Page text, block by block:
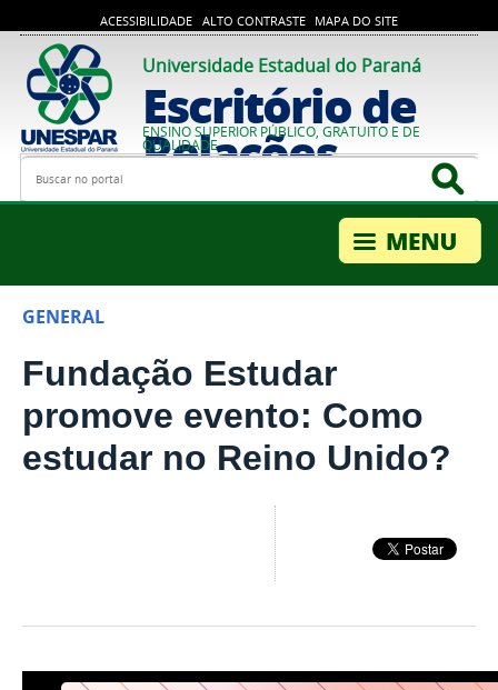
ACESSIBILIDADE ALTO CONTRASTE MAPA DO SITE
Universidade Estadual do Paraná
Escritório de
Relações
Internacionais
ENSINO SUPERIOR PÚBLICO, GRATUITO E DE
QUALIDADE
Busca
GENERAL
Fundação Estudar
promove evento: Como
estudar no Reino Unido?